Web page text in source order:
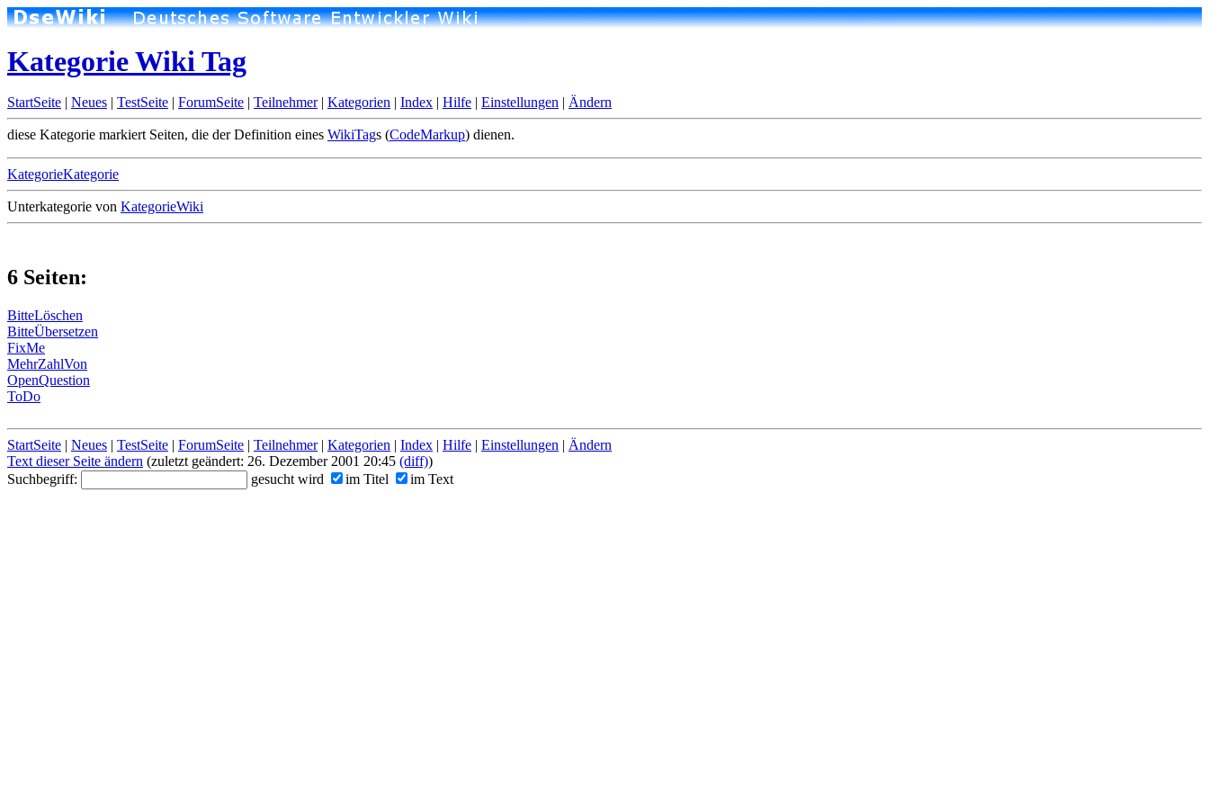
Kategorie Wiki Tag
StartSeite | Neues | TestSeite | ForumSeite | Teilnehmer| Kategorien | Index | Hilfe | Einstellungen | Ändern
diese Kategorie markiert Seiten, die der Definition eines WikiTags (CodeMarkup) dienen.
KategorieKategorie
Unterkategorie von KategorieWiki
6 Seiten:
BitteLöschen
BitteÜbersetzen
FixMe
MehrZahlVon
OpenQuestion
ToDo
StartSeite | Neues | TestSeite | ForumSeite | Teilnehmer| Kategorien | Index | Hilfe | Einstellungen | Ändern
Text dieser Seite ändern (zuletzt geändert: 26. Dezember 2001 20:45 (diff))
Suchbegriff:
gesucht wird im Titel im Text